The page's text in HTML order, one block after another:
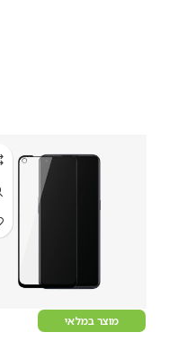
מוצר במלאי